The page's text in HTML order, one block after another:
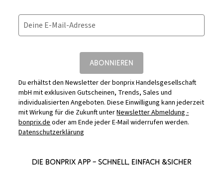
Deine E-Mail-Adresse
ABONNIEREN
Du erhältst den Newsletter der bonprix Handelsgesellschaft
mbH mit exklusiven Gutscheinen, Trends, Sales und
individualisierten Angeboten. Diese Einwilligung kann jederzeit
mit Wirkung für die Zukunft unterNewsletter Abmeldung -
bonprix.deoder am Ende jeder E-Mail widerrufen werden.
Datenschutzerklärung
DIE BONPRIX APP – SCHNELL, EINFACH &SICHER